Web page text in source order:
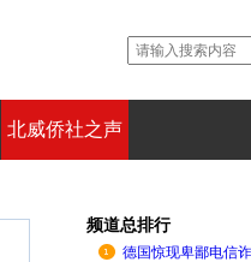
北威侨社之声
频道总排行
德国惊现卑鄙电信